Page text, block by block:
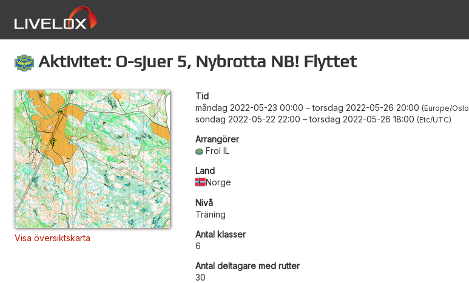
Aktivitet: O-sjuer 5, Nybrotta NB! Flyttet
Visa översiktskarta
Tid
måndag 2022-05-23 00:00 –torsdag 2022-05-26 20:00 Europe/Oslo
söndag 2022-05-22 22:00 –torsdag 2022-05-26 18:00 Etc/UTC
Arrangörer
Frol IL
Land
Norge
Nivå
Träning
Antal klasser
6
Antal deltagare med rutter
30